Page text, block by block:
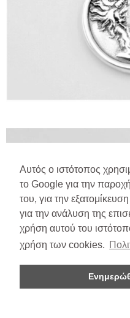
Αυτός ο ιστότοπος
το Google για την
του, για την
για την ανάλυση της
χρήση αυτού του
χρήση των cookies.